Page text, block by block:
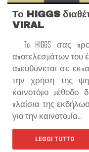
Το HIGGS
VIRAL
To HIGGS σας
αποτελεσμάτων του
απευθύνεται σε
την χρήση της
καινοτόμο μέθοδο
πλαίσια της
για την καινοτομία…
LEGGI TUTTO